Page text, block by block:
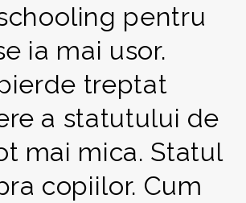
pentru
ia mai usor.
treptat
a statutului de
mai mica. Statul
copiilor. Cum